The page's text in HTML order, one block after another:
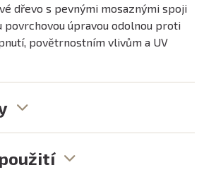
dřevo s pevnými mosaznými spoji
povrchovou úpravou odolnou proti
povětrnostním vlivům a UV